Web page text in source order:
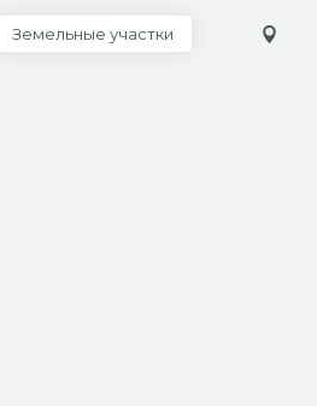
Земельные участки